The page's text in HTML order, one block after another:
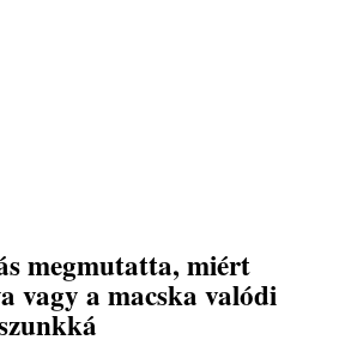
megmutatta, miért
vagy a macska valódi